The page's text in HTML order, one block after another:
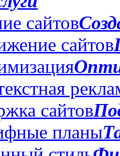
сайтов
сайтов
сайтов
планы